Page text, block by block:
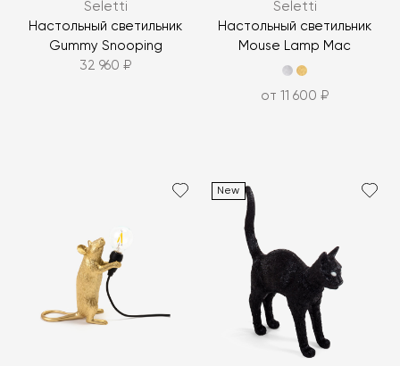
Seletti
Настольный светильник
Gummy Snooping
32 960 ₽
Seletti
Настольный светильник
Mouse Lamp Mac
от 11 600 ₽
New